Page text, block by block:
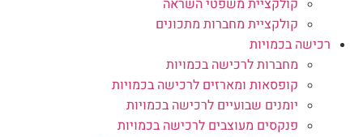
קולקציית מחברות מתכונים
רכישה בכמויות
מחברות לרכישה בכמויות
קופסאות ומארזים לרכישה בכמויות
יומנים שבועיים לרכישה בכמויות
פנקסים מעוצבים לרכישה בכמויות